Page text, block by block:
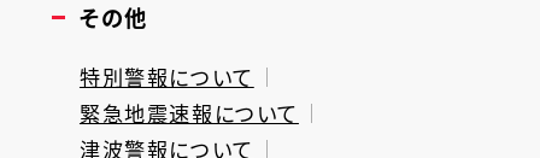
その他
特別警報について
緊急地震速報について
津波警報について